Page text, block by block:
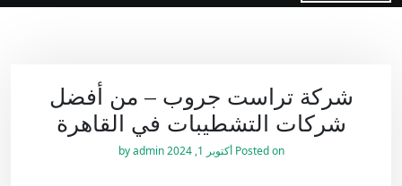
شركة تراست جروب – من أفضل
شركات التشطيبات في القاهرة
Posted on أكتوبر 1, 2024 by
admin